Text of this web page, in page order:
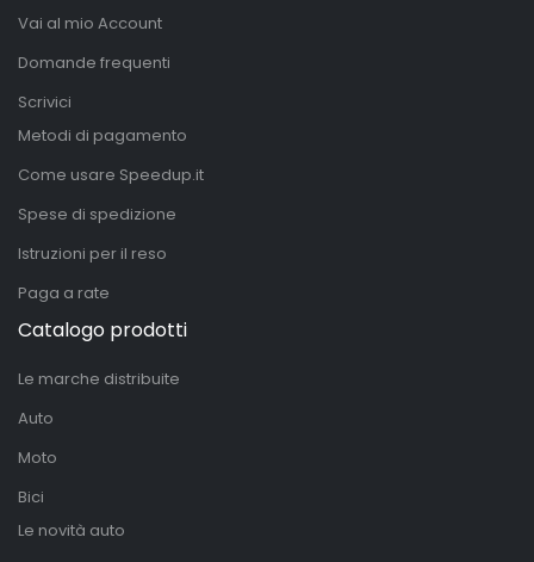
Vai al mio Account
Domande frequenti
Scrivici
Metodi di pagamento
Come usare Speedup.it
Spese di spedizione
Istruzioni per il reso
Paga a rate
Catalogo prodotti
Le marche distribuite
Auto
Moto
Bici
Le novità auto